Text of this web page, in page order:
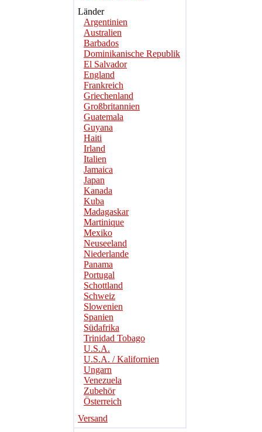
Länder
Argentinien
Australien
Barbados
Dominikanische Republik
El Salvador
England
Frankreich
Griechenland
Großbritannien
Guatemala
Guyana
Haiti
Irland
Italien
Jamaica
Japan
Kanada
Kuba
Madagaskar
Martinique
Mexiko
Neuseeland
Niederlande
Panama
Portugal
Schottland
Schweiz
Slowenien
Spanien
Südafrika
Trinidad Tobago
U.S.A.
U.S.A. / Kalifornien
Ungarn
Venezuela
Zubehör
Österreich
Versand